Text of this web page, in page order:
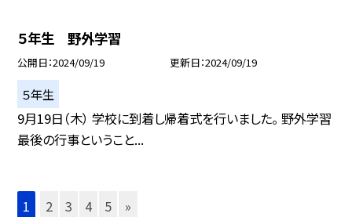
５年生 野外学習
公開日 2024/09/19 更新日 2024/09/19
５年生
9月19日（木） 学校に到着し帰着式を行いました。 野外学習
最後の行事ということ...
1 2 3 4 5 »